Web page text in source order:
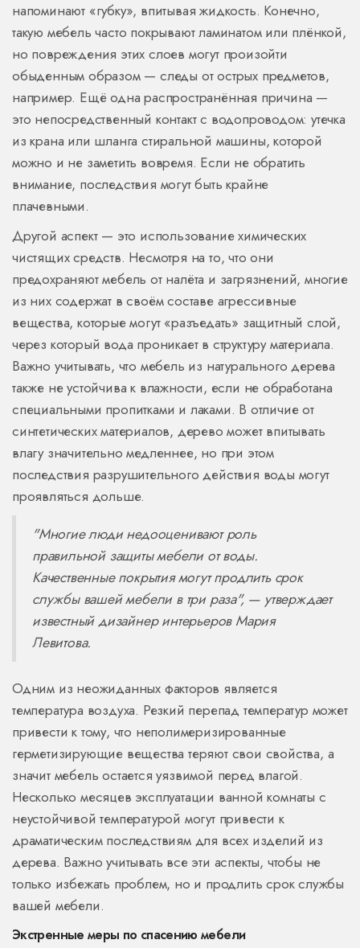
напоминают «губку», впитывая жидкость. Конечно,
такую мебель часто покрывают ламинатом или плёнкой,
но повреждения этих слоев могут произойти
обыденным образом — следы от острых предметов,
например. Ещё одна распространённая причина —
это непосредственный контакт с водопроводом: утечка
из крана или шланга стиральной машины, которой
можно и не заметить вовремя. Если не обратить
внимание, последствия могут быть крайне
плачевными.
Другой аспект — это использование химических
чистящих средств. Несмотря на то, что они
предохраняют мебель от налёта и загрязнений, многие
из них содержат в своём составе агрессивные
вещества, которые могут «разъедать» защитный слой,
через который вода проникает в структуру материала.
Важно учитывать, что мебель из натурального дерева
также не устойчива к влажности, если не обработана
специальными пропитками и лаками. В отличие от
синтетических материалов, дерево может впитывать
влагу значительно медленнее, но при этом
последствия разрушительного действия воды могут
проявляться дольше.
"Многие люди недооценивают роль
правильной защиты мебели от воды.
Качественные покрытия могут продлить срок
службы вашей мебели в три раза", — утверждает
известный дизайнер интерьеров Мария
Левитова.
Одним из неожиданных факторов является
температура воздуха. Резкий перепад температур может
привести к тому, что неполимеризированные
герметизирующие вещества теряют свои свойства, а
значит мебель остается уязвимой перед влагой.
Несколько месяцев эксплуатации ванной комнаты с
неустойчивой температурой могут привести к
драматическим последствиям для всех изделий из
дерева. Важно учитывать все эти аспекты, чтобы не
только избежать проблем, но и продлить срок службы
вашей мебели.
Экстренные меры по спасению мебели